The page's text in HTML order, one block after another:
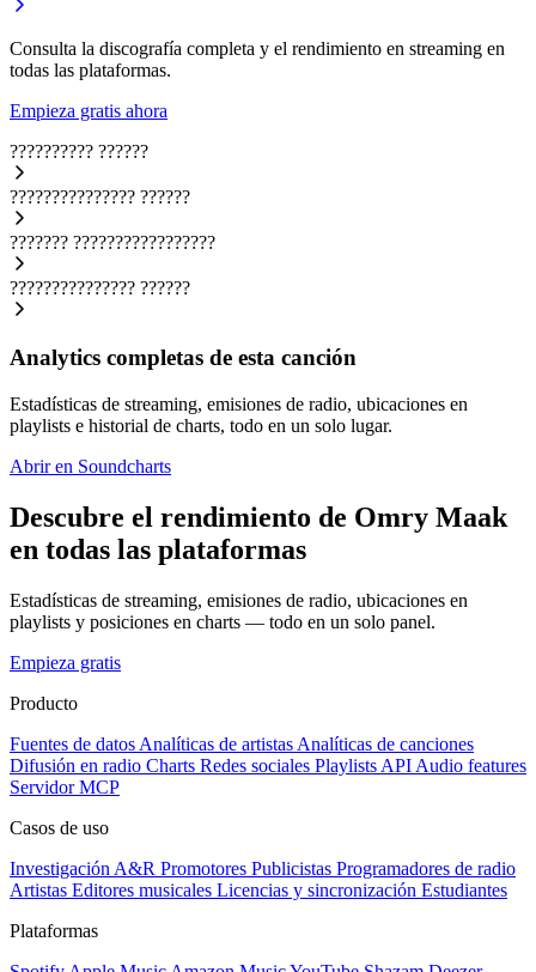
Consulta la discografía completa y el rendimiento en streaming en
todas las plataformas.
Empieza gratis ahora
?????????? ??????
??????????????? ??????
??????? ?????????????????
??????????????? ??????
Analytics completas de esta canción
Estadísticas de streaming, emisiones de radio, ubicaciones en
playlists e historial de charts, todo en un solo lugar.
Abrir en Soundcharts
Descubre el rendimiento de Omry Maak
en todas las plataformas
Estadísticas de streaming, emisiones de radio, ubicaciones en
playlists y posiciones en charts — todo en un solo panel.
Empieza gratis
Producto
Fuentes de datos Analíticas de artistas Analíticas de canciones
Difusión en radio Charts Redes sociales Playlists API Audio features
Servidor MCP
Casos de uso
Investigación A&R Promotores Publicistas Programadores de radio
Artistas Editores musicales Licencias y sincronización Estudiantes
Plataformas